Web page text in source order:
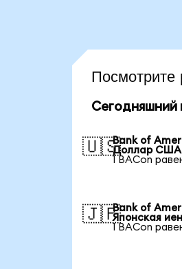
Сегодняшний
🇺🇸Bank of
Доллар США
1 BACon
🇯🇵Bank of
Японская
1 BACon